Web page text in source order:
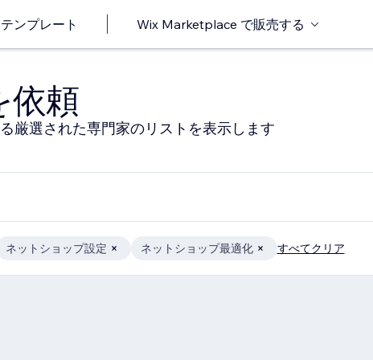
ンプレート Wix Marketplace で販売する
依頼
厳選された専門家のリストを表示します
ネットショップ設定 ネットショップ最適化 すべてクリア